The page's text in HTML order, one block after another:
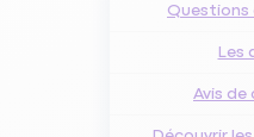
Questions
Les
Avis de